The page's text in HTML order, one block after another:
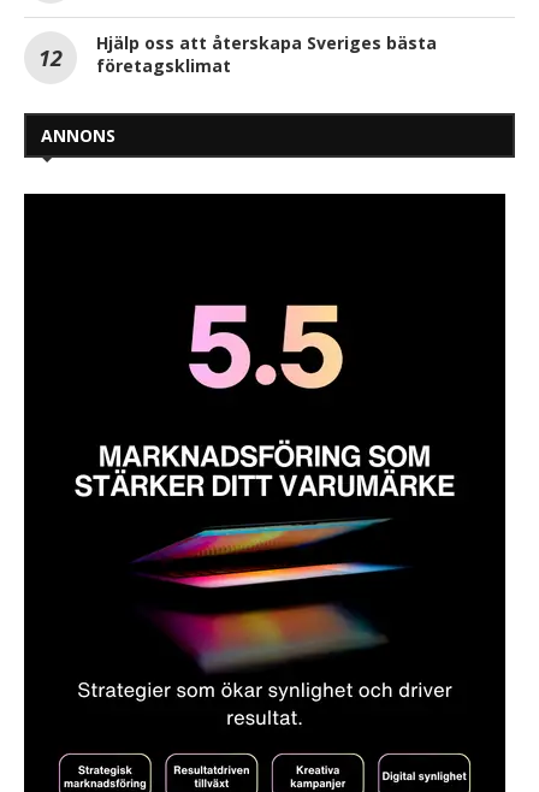
Hjälp oss att återskapa Sveriges bästa
företagsklimat
ANNONS